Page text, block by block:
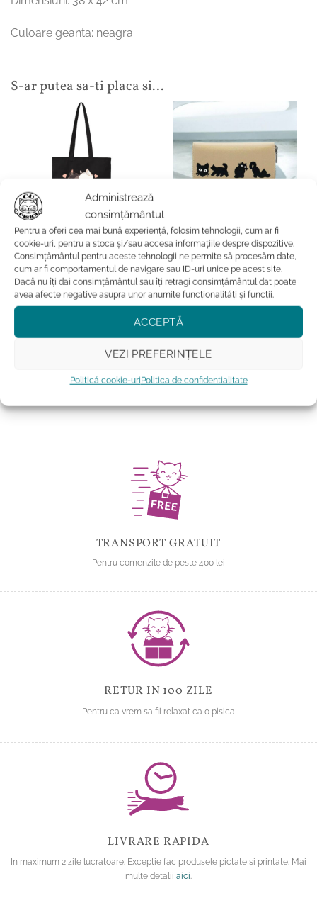
Administrează
consimțământul
Pentru a oferi cea mai bună experiență, folosim tehnologii, cum ar fi
cookie-uri, pentru a stoca și/sau accesa informațiile despre dispozitive.
Consimțământul pentru aceste tehnologii ne permite să procesăm date,
cum ar fi comportamentul de navigare sau ID-uri unice pe acest site.
Dacă nu îți dai consimțământul sau îți retragi consimțământul dat poate
avea afecte negative asupra unor anumite funcționalități și funcții.
ACCEPTĂ
VEZI PREFERINȚELE
Politică cookie-uriPolitica de confidentialitate
Culoare geanta: neagra
S-ar putea sa-ti placa si…
ACCESORII
Geanta din bumbac-Pure
Love
84.99lei
ADAUGĂ ÎN COȘ
Adauga la favorite
ACCESORII
Portofel din piele naturala-
Cats in Black, pictat
manual, Bej
359.99lei
Adauga la favorite
TRANSPORT GRATUIT
Pentru comenzile de peste 400 lei
RETUR IN 100 ZILE
Pentru ca vrem sa fii relaxat ca o pisica
LIVRARE RAPIDA
In maximum 2 zile lucratoare. Exceptie fac produsele pictate si printate. Mai
multe detalii aici.